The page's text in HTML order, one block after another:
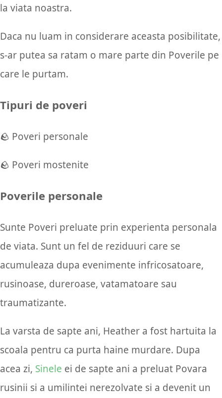
la viata noastra.
Daca nu luam in considerare aceasta posibilitate,
s-ar putea sa ratam o mare parte din Poverile pe
care le purtam.
Tipuri de poveri
🪨 Poveri personale
🪨 Poveri mostenite
Poverile personale
Sunte Poveri preluate prin experienta personala
de viata. Sunt un fel de reziduuri care se
acumuleaza dupa evenimente infricosatoare,
rusinoase, dureroase, vatamatoare sau
traumatizante.
La varsta de sapte ani, Heather a fost hartuita la
scoala pentru ca purta haine murdare. Dupa
acea zi, Sinele ei de sapte ani a preluat Povara
rusinii si a umilintei nerezolvate si a devenit un